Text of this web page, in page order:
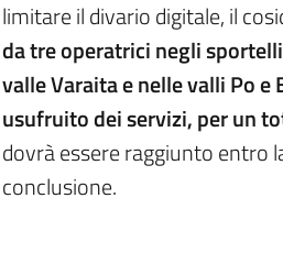
limitare il divario digitale, il
da tre operatrici negli
valle Varaita e nelle valli Po
usufruito dei servizi, per un
dovrà essere raggiunto entro
conclusione.